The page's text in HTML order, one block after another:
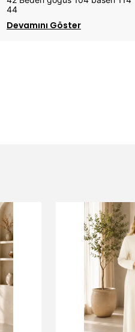
44
Devamını Göster